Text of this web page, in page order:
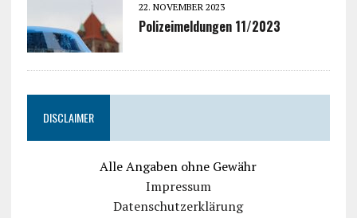
22. NOVEMBER 2023
Polizeimeldungen 11/2023
DISCLAIMER
Alle Angaben ohne Gewähr
Impressum
Datenschutzerklärung